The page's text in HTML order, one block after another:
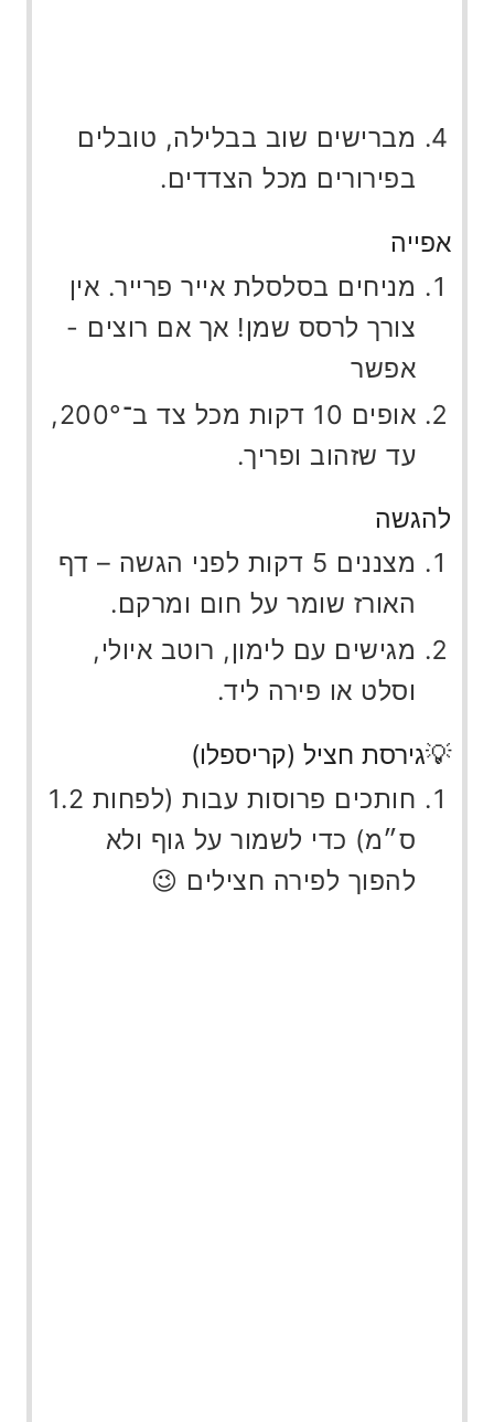
מברישים שוב בבלילה, טובלים
בפירורים מכל הצדדים.
אפייה
מניחים בסלסלת אייר פרייר. אין
צורך לרסס שמן! אך אם רוצים -
אפשר
אופים 10 דקות מכל צד ב־200°,
עד שזהוב ופריך.
להגשה
מצננים 5 דקות לפני הגשה – דף
האורז שומר על חום ומרקם.
מגישים עם לימון, רוטב איולי,
וסלט או פירה ליד.
💡גירסת חציל (קריספלו)
חותכים פרוסות עבות (לפחות 1.2
ס״מ) כדי לשמור על גוף ולא
להפוך לפירה חצילים 😉